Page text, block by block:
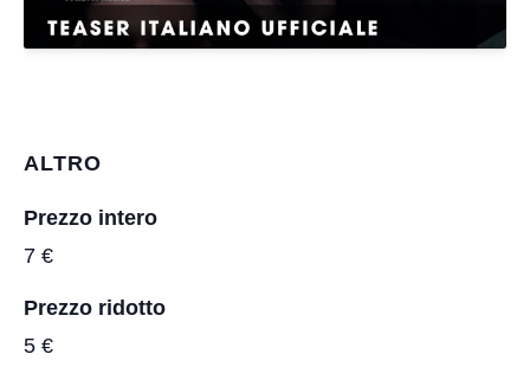
ALTRO
Prezzo intero
7 €
Prezzo ridotto
5 €